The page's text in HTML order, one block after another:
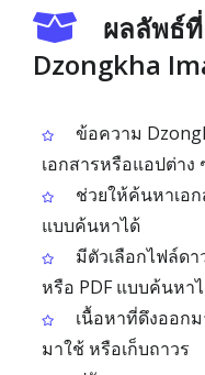
ผลลัพธ์
Dzongkha
ข้อความ
เอกสารหรือแอปต่าง
ช่วยให้ค้นหาเอ
แบบค้นหาได้
มีตัวเลือกไฟล์ด
หรือ PDF แบบค้นหา
เนื้อหาที่ดึงออก
มาใช้ หรือเก็บถาวร